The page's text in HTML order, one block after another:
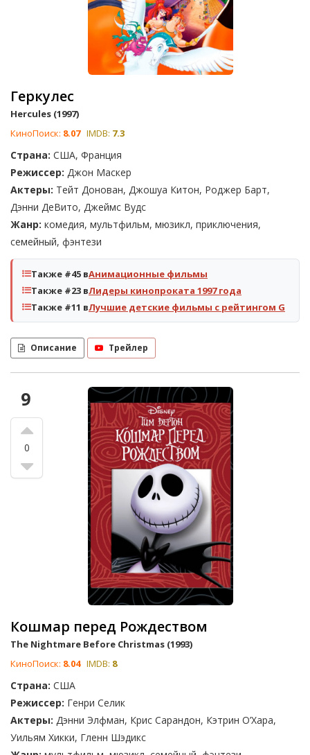
Геркулес
Hercules (1997)
КиноПоиск: 8.07 IMDB: 7.3
Страна: США, Франция
Режиссер: Джон Маскер
Актеры: Тейт Донован, Джошуа Китон, Роджер Барт,
Дэнни ДеВито, Джеймс Вудс
Жанр: комедия, мультфильм, мюзикл, приключения,
семейный, фэнтези
Также #45 вАнимационные фильмы
Также #23 вЛидеры кинопроката 1997 года
Также #11 вЛучшие детские фильмы с рейтингом G
Описание Трейлер
9
0
Кошмар перед Рождеством
The Nightmare Before Christmas (1993)
КиноПоиск: 8.04 IMDB: 8
Страна: США
Режиссер: Генри Селик
Актеры: Дэнни Элфман, Крис Сарандон, Кэтрин О’Хара,
Уильям Хикки, Гленн Шэдикс